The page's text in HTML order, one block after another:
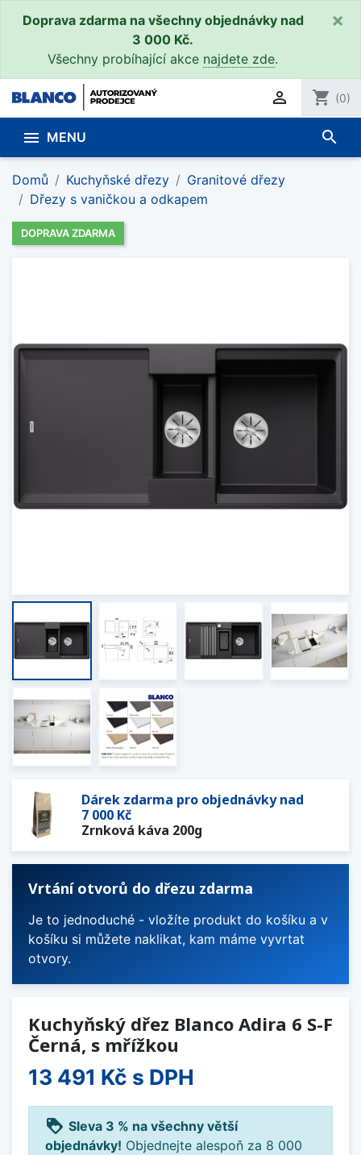
Doprava zdarma na všechny objednávky nad
3 000 Kč.
Všechny probíhající akce najdete zde.
×
 shopping_cart (0)
 MENU search
Domů Kuchyňské dřezy
Granitové dřezy
Dřezy s vaničkou a odkapem
DOPRAVA ZDARMA
Dárek zdarma pro objednávky nad
7 000 Kč
Zrnková káva 200g
Vrtání otvorů do dřezu zdarma
Je to jednoduché - vložíte produkt do košíku a v
košíku si můžete naklikat, kam máme vyvrtat
otvory.
Kuchyňský dřez Blanco Adira 6 S-F
Černá, s mřížkou
13 491 Kč s DPH
loyalty Sleva 3 % na všechny větší
objednávky! Objednejte alespoň za 8 000